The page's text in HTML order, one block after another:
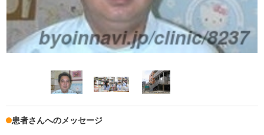
患者さんへのメッセージ